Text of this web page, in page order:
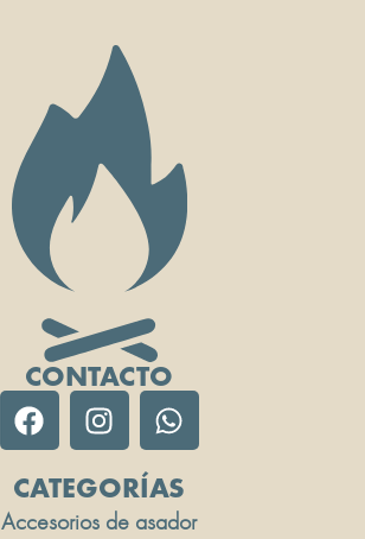
CONTACTO
CATEGORÍAS
Accesorios de asador